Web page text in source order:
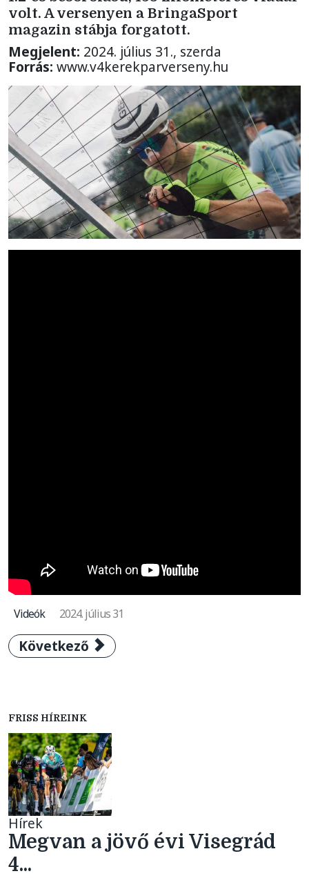
volt. A versenyen a BringaSport
magazin stábja forgatott.
Megjelent: 2024. július 31., szerda
Forrás: www.v4kerekparverseny.hu
Videók 2024. július 31
Következő cikk: Visegrád 4
Következő
FRISS HÍREINK
Hírek
Megvan a jövő évi Visegrád
4...